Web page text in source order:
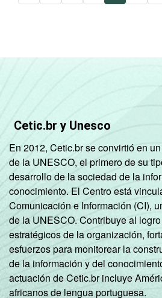
Cetic.br y Unesco
En 2012, Cetic.br se convirtió en
de la UNESCO, el primero de su
desarrollo de la sociedad de la
conocimiento. El Centro está
Comunicación e Información (CI),
de la UNESCO. Contribuye al
estratégicos de la organización,
esfuerzos para monitorear la
de la información y del
actuación de Cetic.br incluye
africanos de lengua portuguesa.